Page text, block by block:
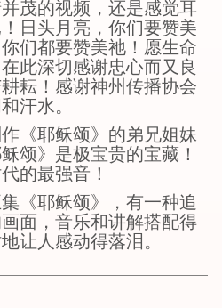
茂的视频，还是感觉耳
日头月亮，你们要赞美
们都要赞美祂！愿生命
此深切感谢忠心而又良
耘！感谢神州传播协会
汗水。
《耶稣颂》的弟兄姐妹
颂》是极宝贵的宝藏！
的最强音！
《耶稣颂》，有一种追
面，音乐和讲解搭配得
让人感动得落泪。